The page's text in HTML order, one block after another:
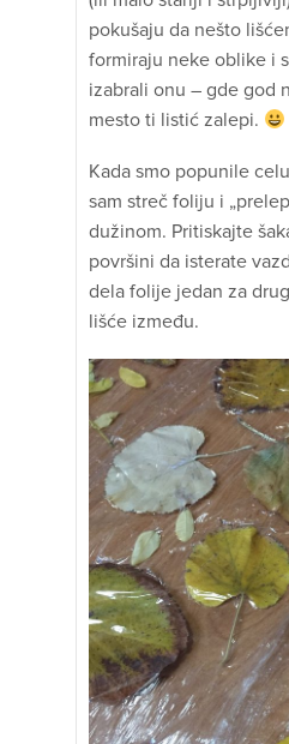
pokušaju da nešto
formiraju neke oblike i
izabrali onu – gde god
mesto ti listić zalepi.
Kada smo popunile
sam streč foliju i
dužinom. Pritiskajte
površini da isterate
dela folije jedan za
lišće između.